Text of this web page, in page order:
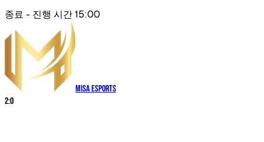
종료 - 진행 시간 15:00
Misa Esports
2:0